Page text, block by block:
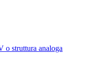
o struttura analoga